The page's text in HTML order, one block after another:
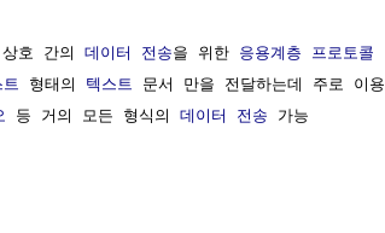
상호 간의 데이터 전송을 위한 응용계층
프로토콜
형태의 텍스트
문서 만을 전달하는데 주로 이용
등 거의 모든 형식의 데이터 전송 가능